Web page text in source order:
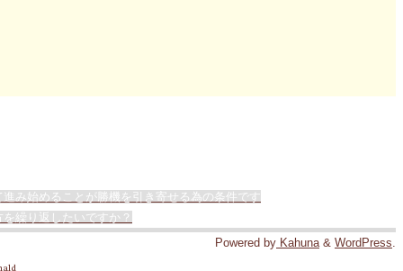
み始めることが勝機を引き寄せる為の条件です
繰り返したいですか？
Powered by Kahuna & WordPress